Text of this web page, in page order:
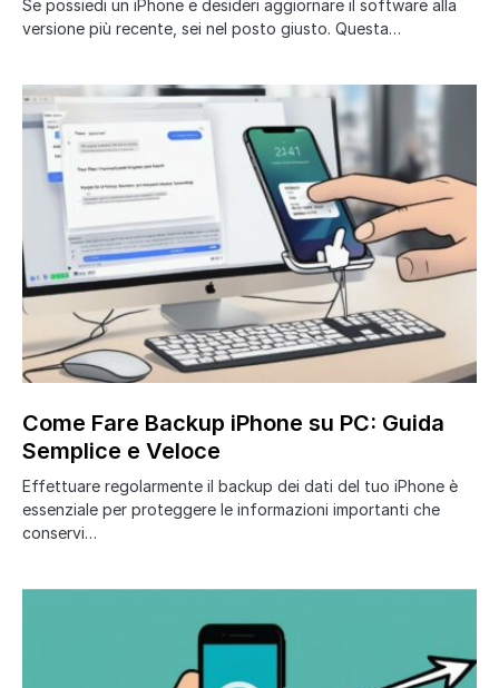
Se possiedi un iPhone e desideri aggiornare il software alla
versione più recente, sei nel posto giusto. Questa…
Come Fare Backup iPhone su PC: Guida
Semplice e Veloce
Effettuare regolarmente il backup dei dati del tuo iPhone è
essenziale per proteggere le informazioni importanti che
conservi…